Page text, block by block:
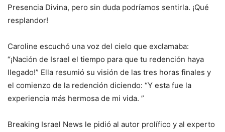
Presencia Divina, pero sin duda podríamos sentirla. ¡Qué
resplandor!
Caroline escuchó una voz del cielo que exclamaba:
“¡Nación de Israel el tiempo para que tu redención haya
llegado!” Ella resumió su visión de las tres horas finales y
el comienzo de la redención diciendo: “Y esta fue la
experiencia más hermosa de mi vida. ”
Breaking Israel News le pidió al autor prolífico y al experto